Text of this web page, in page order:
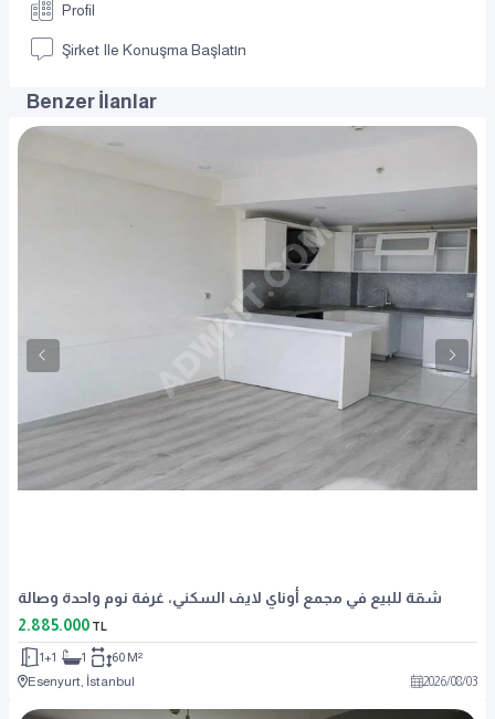
Profil
Şirket Ile Konuşma Başlatın
Benzer İlanlar
شقة للبيع في مجمع أوناي لايف السكني، غرفة نوم واحدة وصالة
2.885.000 TL
1+1 1
60 M²
Esenyurt, İstanbul
2026/08/03